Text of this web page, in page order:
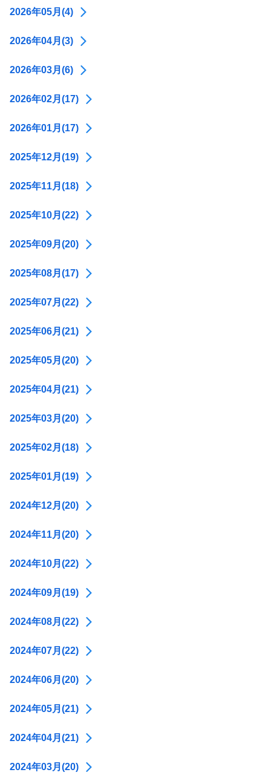
2026年05月(4)
2026年04月(3)
2026年03月(6)
2026年02月(17)
2026年01月(17)
2025年12月(19)
2025年11月(18)
2025年10月(22)
2025年09月(20)
2025年08月(17)
2025年07月(22)
2025年06月(21)
2025年05月(20)
2025年04月(21)
2025年03月(20)
2025年02月(18)
2025年01月(19)
2024年12月(20)
2024年11月(20)
2024年10月(22)
2024年09月(19)
2024年08月(22)
2024年07月(22)
2024年06月(20)
2024年05月(21)
2024年04月(21)
2024年03月(20)